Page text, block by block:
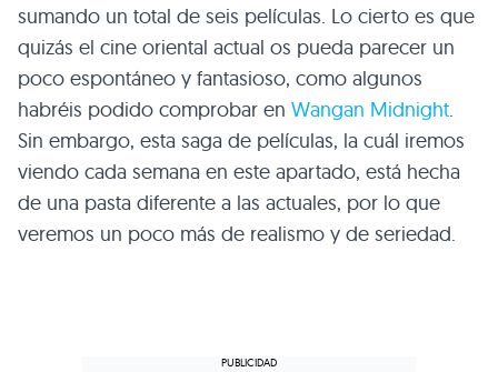
sumando un total de seis películas. Lo cierto es que
quizás el cine oriental actual os pueda parecer un
poco espontáneo y fantasioso, como algunos
habréis podido comprobar en Wangan Midnight.
Sin embargo, esta saga de películas, la cuál iremos
viendo cada semana en este apartado, está hecha
de una pasta diferente a las actuales, por lo que
veremos un poco más de realismo y de seriedad.